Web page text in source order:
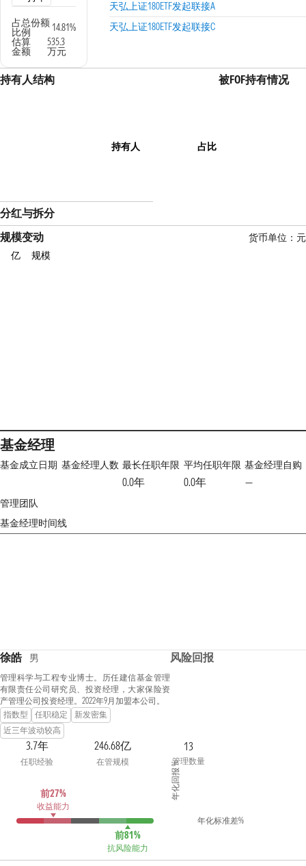
占总份额
比例
14.81%
估算
金额
535.3
万元
天弘上证180ETF发起联接A
天弘上证180ETF发起联接C
持有人结构
持有人 占比
被FOF持有情况
分红与拆分
规模变动
货币单位：元
亿
规模
基金经理
基金成立日期 基金经理人数 最长任职年限
0.0年
平均任职年限
0.0年
基金经理自购
—
管理团队
基金经理时间线
徐皓 男
管理科学与工程专业博士。历任建信基金管理
有限责任公司研究员、投资经理，大家保险资
产管理公司投资经理。2022年9月加盟本公司。
指数型
任职稳定
新发密集
近三年波动较高
3.7年
任职经验
246.68亿
在管规模
13
管理数量
前27%
收益能力
前81%
抗风险能力
风险回报
年化回报 %
年化标准差%